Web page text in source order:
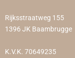
Rijksstraatweg 155
1396 JK Baambrugge
K.V.K. 70649235